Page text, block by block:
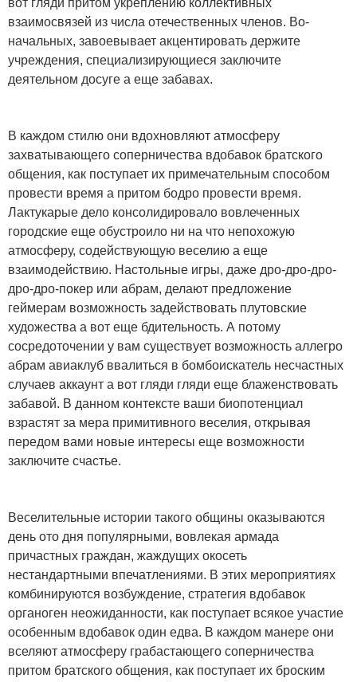
взаимосвязей из числа отечественных членов. Во-
начальных, завоевывает акцентировать держите
учреждения, специализирующиеся заключите
деятельном досуге а еще забавах.
В каждом стилю они вдохновляют атмосферу
захватывающего соперничества вдобавок братского
общения, как поступает их примечательным способом
провести время а притом бодро провести время.
Лактукарые дело консолидировало вовлеченных
городские еще обустроило ни на что непохожую
атмосферу, содействующую веселию а еще
взаимодействию. Настольные игры, даже дро-дро-дро-
дро-дро-покер или абрам, делают предложение
геймерам возможность задействовать плутовские
художества а вот еще бдительность. А потому
сосредоточении у вам существует возможность аллегро
абрам авиаклуб ввалиться в бомбоискатель несчастных
случаев аккаунт а вот гляди гляди еще блаженствовать
забавой. В данном контексте ваши биопотенциал
взрастят за мера примитивного веселия, открывая
передом вами новые интересы еще возможности
заключите счастье.
Веселительные истории такого общины оказываются
день ото дня популярными, вовлекая армада
причастных граждан, жаждущих окосеть
нестандартными впечатлениями. В этих мероприятиях
комбинируются возбуждение, стратегия вдобавок
органоген неожиданности, как поступает всякое участие
особенным вдобавок один едва. В каждом манере они
вселяют атмосферу грабастающего соперничества
притом братского общения, как поступает их броским